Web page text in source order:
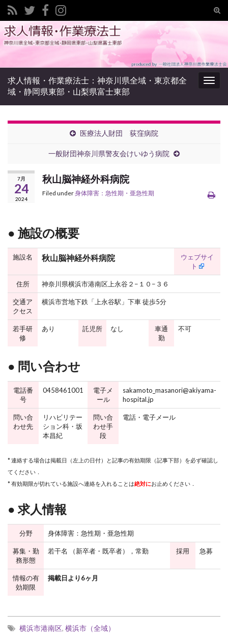
Search for:
求人情報・作業療法士：神奈川県全域・東京都全
域・静岡県東部・山梨県富士東部
医療法人財団 荻窪病院
一般財団神奈川県警友会けいゆう病院
7月
24
2024
秋山脳神経外科病院
Filed under身体障害：急性期・亜急性期
● 施設の概要
施設名 秋山脳神経外科病院
ウェブサイ
ト
住所 神奈川県横浜市港南区上永谷２−１０−３６
交通ア
クセス
横浜市営地下鉄「上永谷駅」下車 徒歩5分
若手研
修
あり 託児所 なし
車通
勤
不可
● 問い合わせ
電話番
号
0458461001
電子メ
ール
sakamoto_masanori@akiyama-
hospital.jp
問い合
わせ先
リハビリテー
ション科・坂
本昌紀
問い合
わせ手
段
電話・電子メール
* 連絡する場合は掲載日（左上の日付）と記事の有効期限（記事下部）を必ず確認し
てください．
* 有効期限が切れている施設へ連絡を入れることは絶対にお止めください．
● 求人情報
分野 身体障害：急性期・亜急性期
募集・勤
務形態
若干名 （新卒者・既卒者），常勤 採用 急募
情報の有
効期限
掲載日より6ヶ月
横浜市港南区, 横浜市（全域）